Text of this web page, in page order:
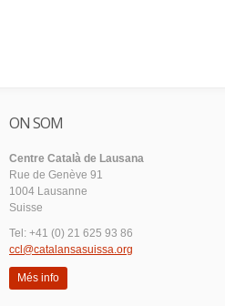
ON SOM
Centre Català de Lausana
Rue de Genève 91
1004 Lausanne
Suisse
Tel: +41 (0) 21 625 93 86
ccl@catalansasuissa.org
Més info